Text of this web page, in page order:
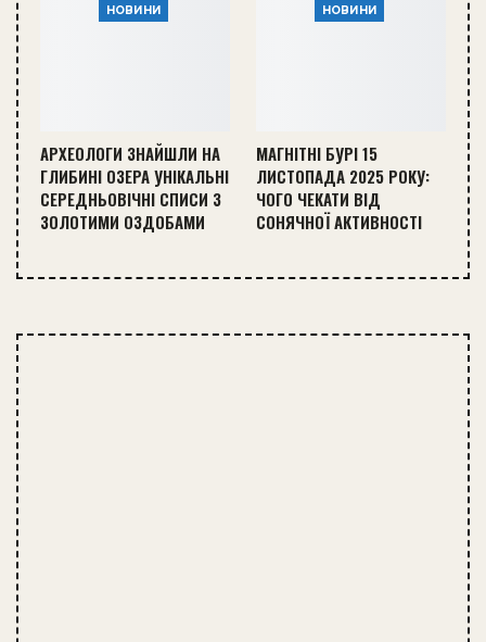
НОВИНИ
АРХЕОЛОГИ ЗНАЙШЛИ НА
ГЛИБИНІ ОЗЕРА УНІКАЛЬНІ
СЕРЕДНЬОВІЧНІ СПИСИ З
ЗОЛОТИМИ ОЗДОБАМИ
НОВИНИ
МАГНІТНІ БУРІ 15
ЛИСТОПАДА 2025 РОКУ:
ЧОГО ЧЕКАТИ ВІД
СОНЯЧНОЇ АКТИВНОСТІ